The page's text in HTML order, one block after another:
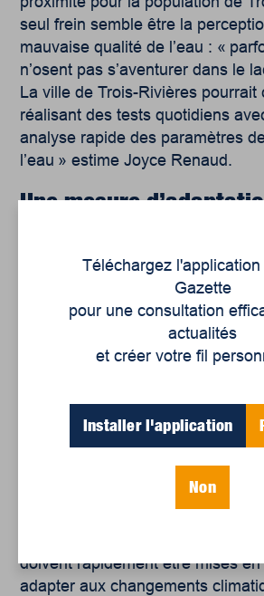
seul frein semble être la
mauvaise qualité de l’eau : «
n’osent pas s’aventurer dans le
La ville de Trois-Rivières pourrait
réalisant des tests quotidiens
analyse rapide des paramètres
l’eau » estime Joyce Renaud.
Une mesure
Les récentes fuites médiatiques
conclusions du prochain rapport
intergouvernemental d’experts
climat (GIEC) ne sont guère
changements climatiques arrivent
et les multiples décès
extrêmes en Colombie-
doivent rapidement être mises
adapter aux changements
Téléchargez
Gazette
pour une consultation
actualités
et créer votre fil
Installer l'application
Non